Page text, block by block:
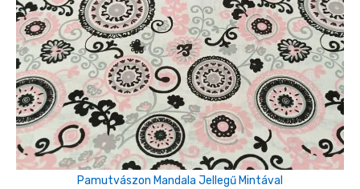
Pamutvászon Mandala Jellegű Mintával